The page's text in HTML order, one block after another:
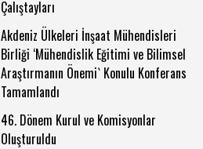
Çalıştayları
Akdeniz Ülkeleri İnşaat Mühendisleri
Birliği ‘Mühendislik Eğitimi ve Bilimsel
Araştırmanın Önemi` Konulu Konferans
Tamamlandı
46. Dönem Kurul ve Komisyonlar
Oluşturuldu